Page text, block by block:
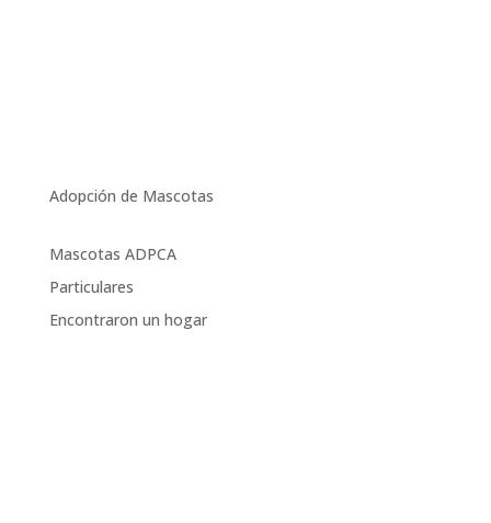
Adopción de Mascotas
Mascotas ADPCA
Particulares
Encontraron un hogar